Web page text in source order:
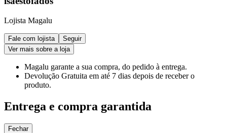
Lojista Magalu
Fale com lojista
Seguir
Ver mais sobre a loja
Magalu garante a sua compra, do pedido à entrega.
Devolução Gratuita em até 7 dias depois de receber o
produto.
Entrega e compra garantida
Fechar